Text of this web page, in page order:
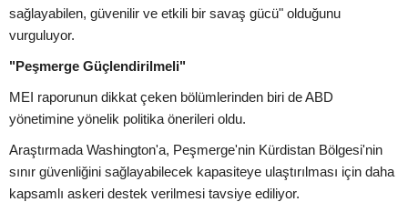
sağlayabilen, güvenilir ve etkili bir savaş gücü" olduğunu
vurguluyor.
"Peşmerge Güçlendirilmeli"
MEI raporunun dikkat çeken bölümlerinden biri de ABD
yönetimine yönelik politika önerileri oldu.
Araştırmada Washington'a, Peşmerge'nin Kürdistan Bölgesi'nin
sınır güvenliğini sağlayabilecek kapasiteye ulaştırılması için daha
kapsamlı askeri destek verilmesi tavsiye ediliyor.